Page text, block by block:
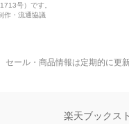
号）です。
作・流通協議
セール・商品情報は定期的に更
楽天ブックス